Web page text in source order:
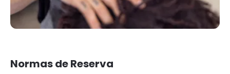
Normas de Reserva